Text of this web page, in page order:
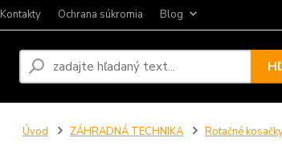
Kontakty Ochrana súkromia Blog
Úvod ZÁHRADNÁ TECHNIKA Rotačné